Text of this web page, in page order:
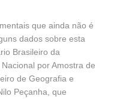
que ainda não é
dados sobre esta
Brasileiro da
por Amostra de
de Geografia e
Peçanha, que